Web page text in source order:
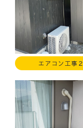
エアコン工事２